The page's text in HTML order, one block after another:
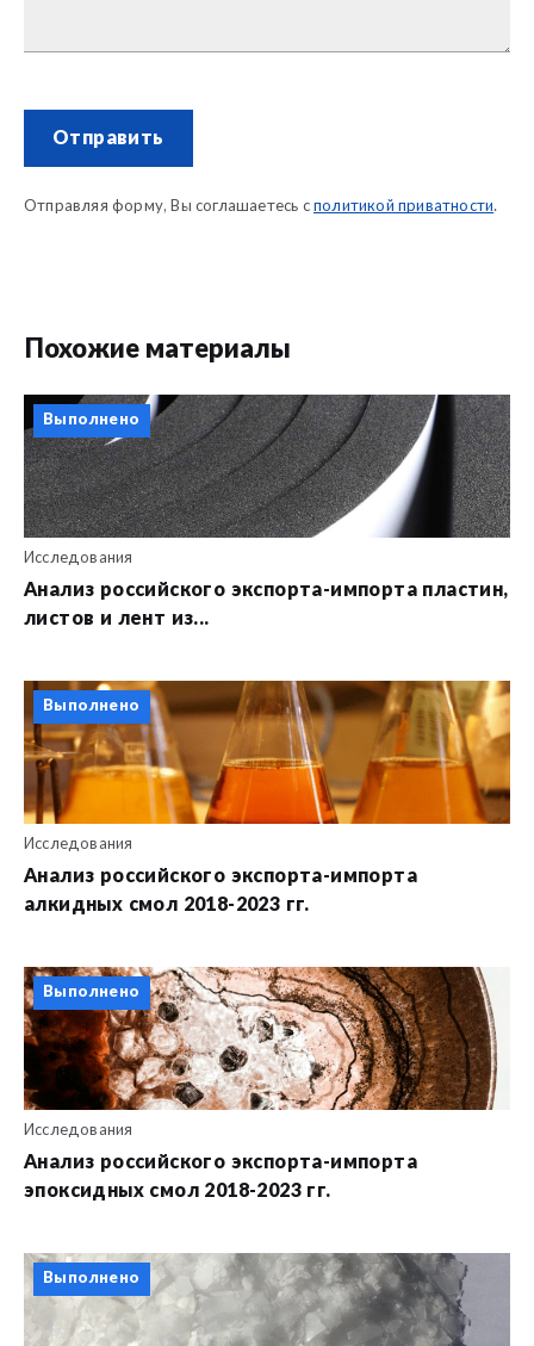
Отправить
Отправляя форму, Вы соглашаетесь с политикой приватности.
Похожие материалы
Выполнено
Исследования
Анализ российского экспорта-импорта пластин,
листов и лент из...
Выполнено
Исследования
Анализ российского экспорта-импорта
алкидных смол 2018-2023 гг.
Выполнено
Исследования
Анализ российского экспорта-импорта
эпоксидных смол 2018-2023 гг.
Выполнено